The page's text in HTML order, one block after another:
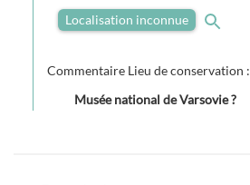
Localisation inconnue
Commentaire Lieu de conservation :
Musée national de Varsovie ?